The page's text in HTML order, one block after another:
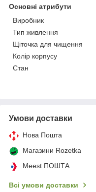
Основні атрибути
Виробник
Тип живлення
Щіточка для чищення
Колір корпусу
Стан
Умови доставки
Нова Пошта
Магазини Rozetka
Meest ПОШТА
Всі умови доставки